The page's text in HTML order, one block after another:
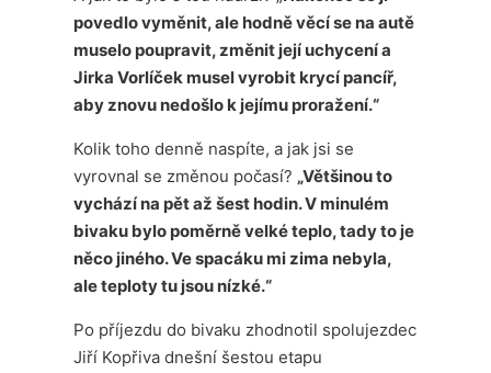
povedlo vyměnit, ale hodně věcí se na autě
muselo poupravit, změnit její uchycení a
Jirka Vorlíček musel vyrobit krycí pancíř,
aby znovu nedošlo k jejímu proražení.“
Kolik toho denně naspíte, a jak jsi se
vyrovnal se změnou počasí? „Většinou to
vychází na pět až šest hodin. V minulém
bivaku bylo poměrně velké teplo, tady to je
něco jiného. Ve spacáku mi zima nebyla,
ale teploty tu jsou nízké.“
Po příjezdu do bivaku zhodnotil spolujezdec
Jiří Kopřiva dnešní šestou etapu